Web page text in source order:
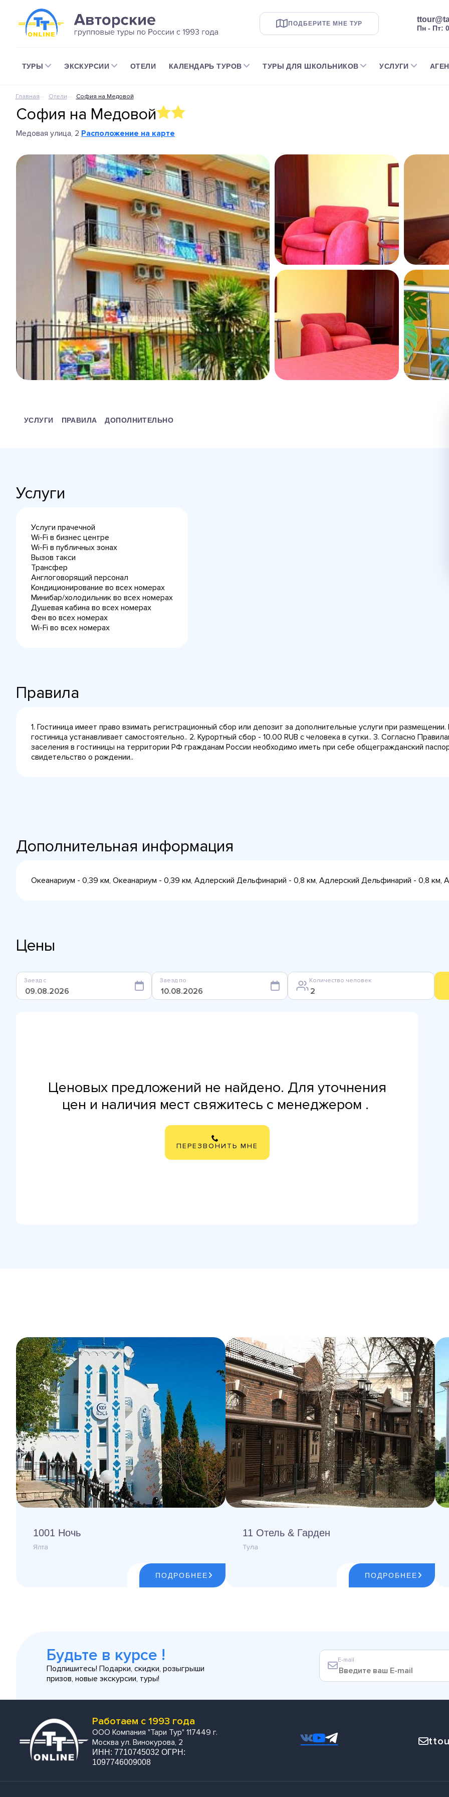
ПОДБЕРИТЕ МНЕ ТУР
Пн - Пт:
ТУРЫ ЭКСКУРСИИ ОТЕЛИ КАЛЕНДАРЬ ТУРОВ ТУРЫ ДЛЯ ШКОЛЬНИКОВ УСЛУГИ
Главная Отели София на Медовой
София на Медовой
Медовая улица, 2 Расположение на карте
УСЛУГИ ПРАВИЛА ДОПОЛНИТЕЛЬНО
Услуги
Услуги прачечной
Wi-Fi в бизнес центре
Wi-Fi в публичных зонах
Вызов такси
Трансфер
Англоговорящий персонал
Кондиционирование во всех номерах
Минибар/холодильник во всех номерах
Душевая кабина во всех номерах
Фен во всех номерах
Wi-Fi во всех номерах
Правила
1. Гостиница имеет право взимать регистрационный сбор или депозит за дополнительные услуги при
гостиница устанавливает самостоятельно.. 2. Курортный сбор - 10.00 RUB с человека в сутки.. 3. Согласно
заселения в гостиницы на территории РФ гражданам России необходимо иметь при себе общегражданский
свидетельство о рождении..
Дополнительная информация
Океанариум - 0,39 км, Океанариум - 0,39 км, Адлерский Дельфинарий - 0,8 км, Адлерский Дельфинарий - 0,8 км,
Цены
Заезд с Заезд по Количество человек
Ценовых предложений не найдено. Для уточнения
цен и наличия мест свяжитесь с менеджером .
ПЕРЕЗВОНИТЬ МНЕ
1001 Ночь
Ялта
ПОДРОБНЕЕ
11 Отель & Гарден
Тула
ПОДРОБНЕЕ
Будьте в курсе !
Подпишитесь! Подарки, скидки, розыгрыши
призов, новые экскурсии, туры!
E-mail
Работаем с 1993 года
ООО Компания "Тари Тур" 117449 г.
Москва ул. Винокурова, 2
ИНН: 7710745032 ОГРН:
1097746009008